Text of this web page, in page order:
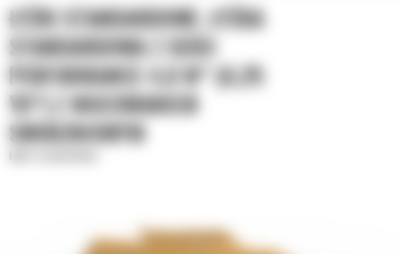
ŁYŻKI STANDARDOWE, ŁYŻKA
STANDARDOWA Z SERII
PERFORMANCE 4,8 M³ (6,25
YD³) Z MOCOWANIEM
SWORZNIOWYM